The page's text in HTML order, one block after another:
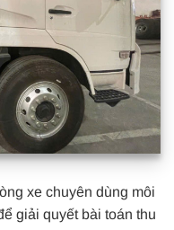
xe chuyên dùng môi
giải quyết bài toán thu